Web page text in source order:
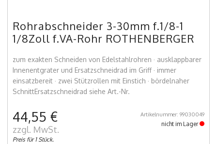
Rohrabschneider 3-30mm f.1/8-1
1/8Zoll f.VA-Rohr ROTHENBERGER
zum exakten Schneiden von Edelstahlrohren · ausklappbarer
Innenentgrater und Ersatzschneidrad im Griff · immer
einsatzbereit · zwei Stützrollen mit Einstich · bördelnaher
SchnittErsatzschneidrad siehe Art.-Nr.
44,55 €
zzgl. MwSt.
Preis für 1 Stück.
Artikelnummer: 99030049
nicht im Lager